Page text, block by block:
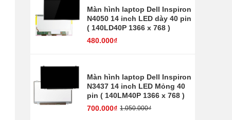
Màn hình laptop Dell Inspiron
N4050 14 inch LED dày 40 pin
( 140LD40P 1366 x 768 )
480.000₫
Màn hình laptop Dell Inspiron
N3437 14 inch LED Mỏng 40
pin ( 140LM40P 1366 x 768 )
700.000₫ 1.050.000₫